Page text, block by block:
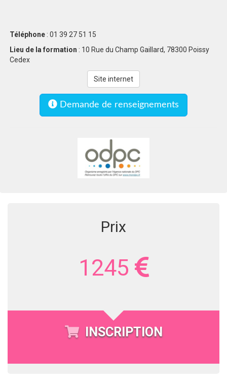
Téléphone : 01 39 27 51 15
Lieu de la formation : 10 Rue du Champ Gaillard, 78300 Poissy
Cedex
Site internet
Demande de renseignements
Prix
1245
INSCRIPTION